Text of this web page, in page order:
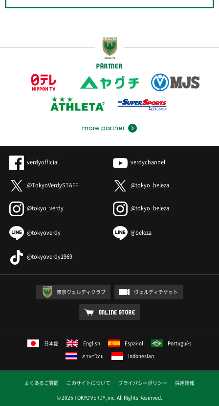
PARTNER
more partner
verdyofficial verdychannel
@TokyoVerdySTAFF @tokyo_beleza
@tokyo_verdy @tokyo_beleza
@tokyoverdy @beleza
@tokyoverdy1969
東京ヴェルディクラブ ヴェルディチケット
ONLINE STORE
日本語 English Español
Português
ภาษาไทย
Indonesian
よくあるご質問 このサイトについて プライバシーポリシー
採用情報
© 2026 TOKYO VERDY ,inc. All Rights Reserved.